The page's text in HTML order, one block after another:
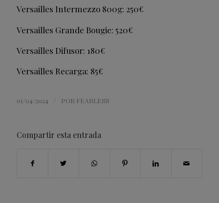
Versailles Intermezzo 800g: 250€
Versailles Grande Bougie: 520€
Versailles Difusor: 180€
Versailles Recarga: 85€
01/04/2024 POR FEARLESS
Compartir esta entrada